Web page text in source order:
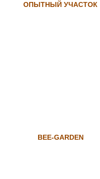
ОПЫТНЫЙ УЧАСТОК
BEE-GARDEN